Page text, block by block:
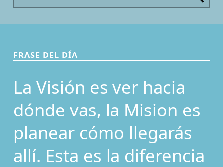
FRASE DEL DÍA
La Visión es ver hacia
dónde vas, la Mision es
planear cómo llegarás
allí. Esta es la diferencia